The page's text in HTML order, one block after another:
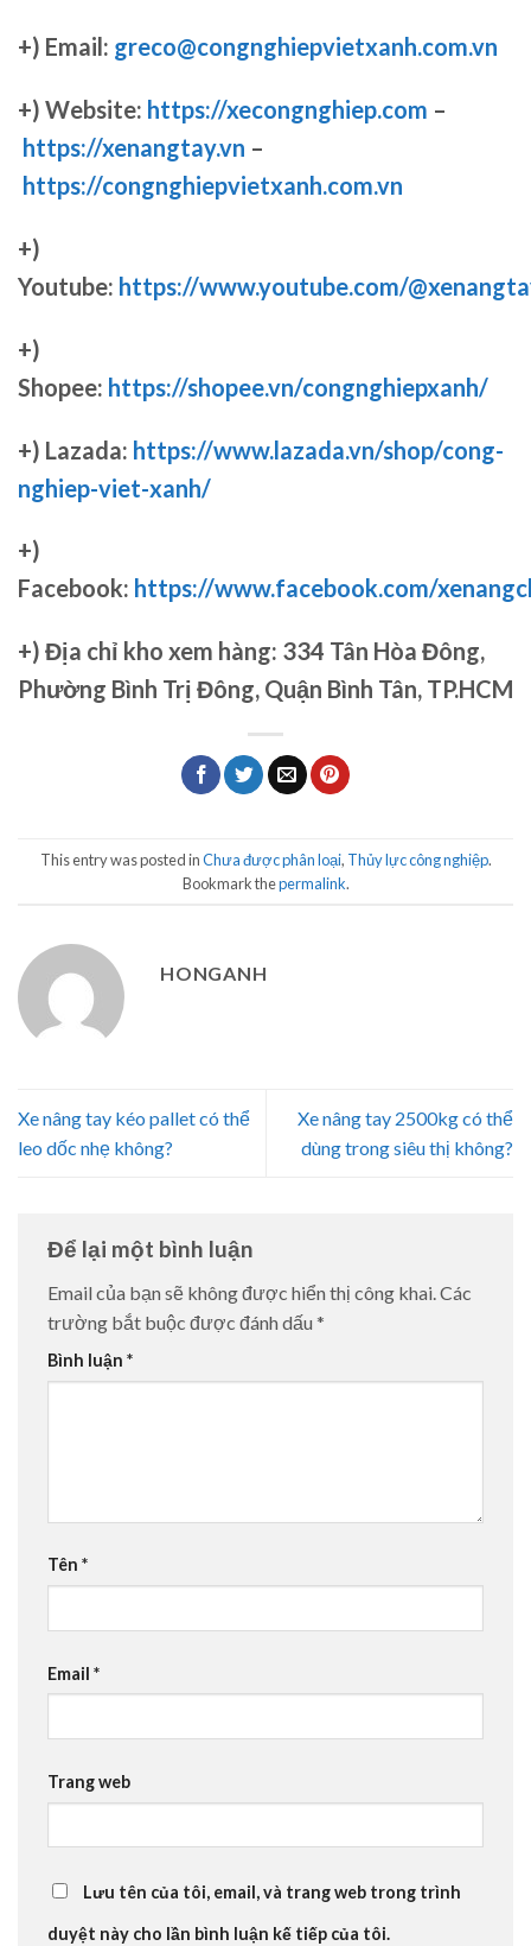
+) Email: greco@congnghiepvietxanh.com.vn
+) Website: https://xecongnghiep.com –
https://xenangtay.vn –
https://congnghiepvietxanh.com.vn
+)
Youtube: https://www.youtube.com/
+)
Shopee: https://shopee.vn/congnghiepxanh/
+) Lazada: https://www.lazada.vn/shop/cong-
nghiep-viet-xanh/
+)
Facebook: https://www.facebook.com/
+) Địa chỉ kho xem hàng: 334 Tân Hòa Đông,
Phường Bình Trị Đông, Quận Bình Tân, TP.HCM
This entry was posted inChưa được phân loại, Thủy lực công nghiệp.
Bookmark thepermalink.
HONGANH
Xe nâng tay kéo pallet có thể
leo dốc nhẹ không?
Xe nâng tay 2500kg có thể
dùng trong siêu thị không?
Để lại một bình luận
Email của bạn sẽ không được hiển thị công khai.Các
trường bắt buộc được đánh dấu *
Bình luận *
Tên *
Email *
Trang web
Lưu tên của tôi, email, và trang web trong trình
duyệt này cho lần bình luận kế tiếp của tôi.